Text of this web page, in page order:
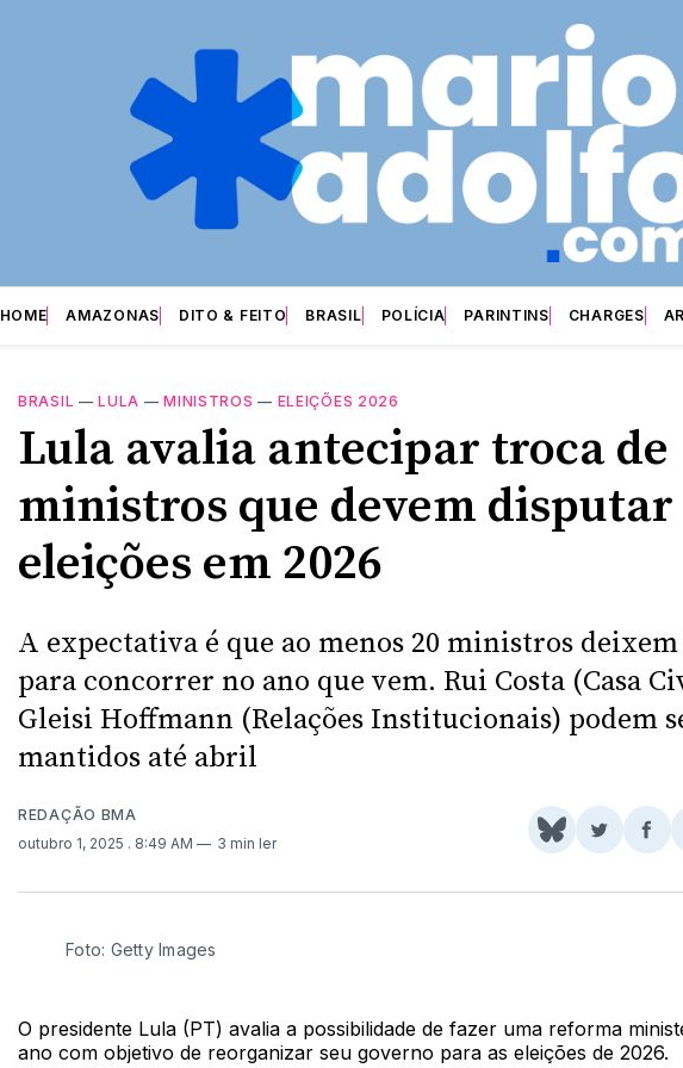
HOME AMAZONAS DITO & FEITO BRASIL POLÍCIA PARINTINS CHARGES
BRASIL —LULA —MINISTROS — ELEIÇÕES 2026
Lula avalia antecipar troca de
ministros que devem disputar
eleições em 2026
A expectativa é que ao menos 20 ministros
para concorrer no ano que vem. Rui Costa (Casa
Gleisi Hoffmann (Relações Institucionais) podem
mantidos até abril
REDAÇÃO BMA
outubro 1, 2025 . 8:49 AM 3 min ler
Share
BlueSkyTwitter
Foto: Getty Images
O presidente Lula (PT) avalia a possibilidade de fazer uma reforma
ano com objetivo de reorganizar seu governo para as eleições de 2026.